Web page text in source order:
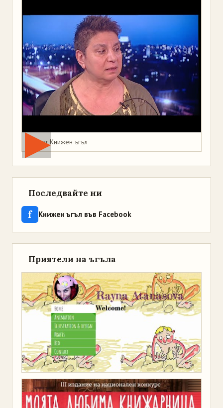
Мая от Книжен ъгъл
Последвайте ни
f Книжен ъгъл във Facebook
Приятели на ъгъла